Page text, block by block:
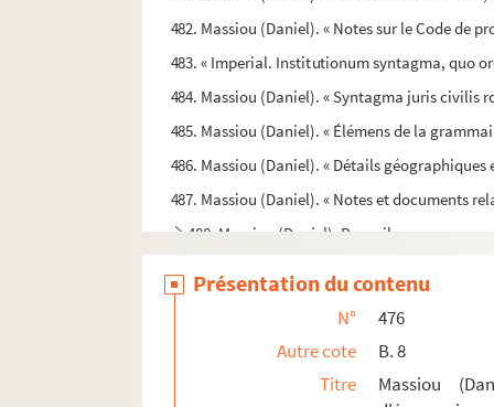
482. Massiou (Daniel). « Notes sur le Code de
483. « Imperial. Institutionum syntagma, quo
484. Massiou (Daniel). « Syntagma juris civilis
485. Massiou (Daniel). « Élémens de la
486. Massiou (Daniel). « Détails
487. Massiou (Daniel). « Notes et documents
488. Massiou (Daniel). Recueil
490. Massiou (Daniel). « Traité des fonctions
Présentation du contenu
N°
476
Autre cote
B. 8
Titre
Massiou